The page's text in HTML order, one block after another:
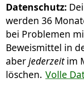
Datenschutz:
werden 36
bei Problemen
Beweismittel in
aberjederzeitim
löschen. Volle